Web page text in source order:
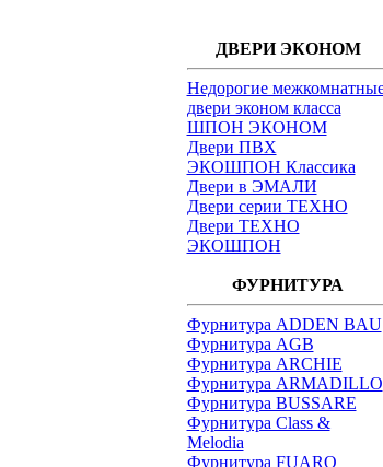
ДВЕРИ ЭКОНОМ
Недорогие
двери эконом класса
ШПОН ЭКОНОМ
Двери ПВХ
ЭКОШПОН Классика
Двери в ЭМАЛИ
Двери серии ТЕХНО
Двери ТЕХНО
ЭКОШПОН
ФУРНИТУРА
Фурнитура ADDEN BAU
Фурнитура AGB
Фурнитура ARCHIE
Фурнитура ARMADILLO
Фурнитура BUSSARE
Фурнитура Class &
Melodia
Фурнитура FUARO